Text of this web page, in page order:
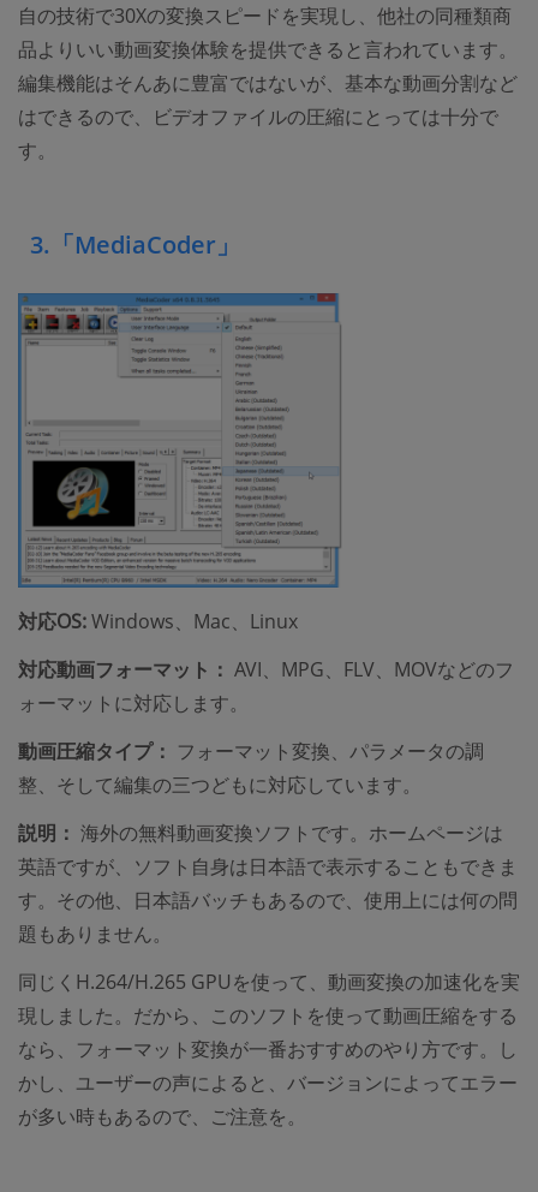
自の技術で30Xの変換スピードを実現し、他社の同種類商
品よりいい動画変換体験を提供できると言われています。
編集機能はそんあに豊富ではないが、基本な動画分割など
はできるので、ビデオファイルの圧縮にとっては十分で
す。
3.「MediaCoder」
対応OS:Windows、Mac、Linux
対応動画フォーマット： AVI、MPG、FLV、MOVなどのフ
ォーマットに対応します。
動画圧縮タイプ： フォーマット変換、パラメータの調
整、そして編集の三つどもに対応しています。
説明： 海外の無料動画変換ソフトです。ホームページは
英語ですが、ソフト自身は日本語で表示することもできま
す。その他、日本語バッチもあるので、使用上には何の問
題もありません。
同じくH.264/H.265 GPUを使って、動画変換の加速化を実
現しました。だから、このソフトを使って動画圧縮をする
なら、フォーマット変換が一番おすすめのやり方です。し
かし、ユーザーの声によると、バージョンによってエラー
が多い時もあるので、ご注意を。